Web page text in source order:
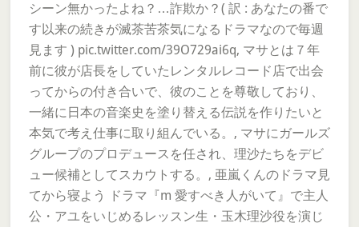
シーン無かったよね？…詐欺か？( 訳 : あなたの番で
す以来の続きが滅茶苦茶気になるドラマなので毎週
見ます ) pic.twitter.com/39O729ai6q, マサとは７年
前に彼が店長をしていたレンタルレコード店で出会
ってからの付き合いで、彼のことを尊敬しており、
一緒に日本の音楽史を塗り替える伝説を作りたいと
本気で考え仕事に取り組んでいる。, マサにガールズ
グループのプロデュースを任され、理沙たちをデビ
ュー候補としてスカウトする。, 亜嵐くんのドラマ見
てから寝よう ドラマ『m 愛すべき人がいて』で主人
公・アユをいじめるレッスン生・玉木理沙役を演じ